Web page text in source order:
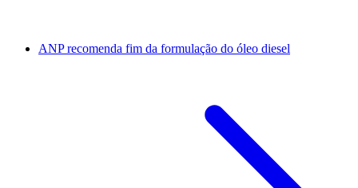
ANP recomenda fim da formulação do óleo diesel